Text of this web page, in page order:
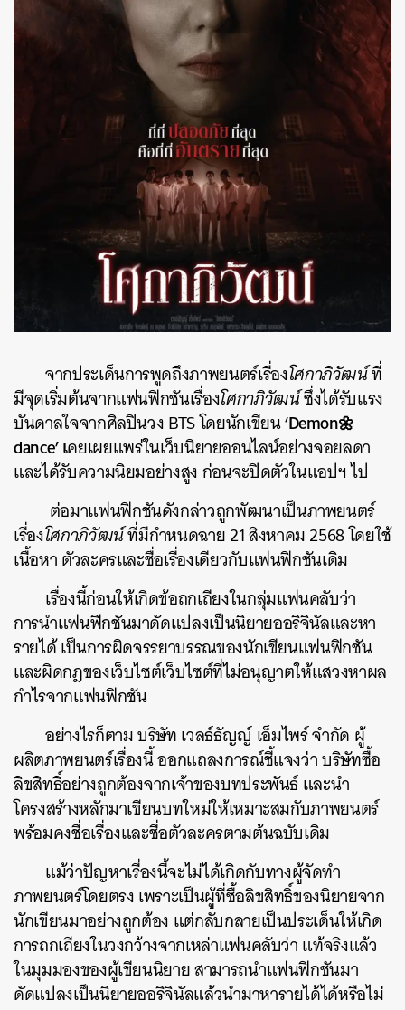
จากประเด็นการพูดถึงภาพยนตร์เรื่องโศกาภิวัฒน์ที่
มีจุดเริ่มต้นจากแฟนฟิกชันเรื่องโศกาภิวัฒน์ซึ่งได้รับแรง
บันดาลใจจากศิลปินวง BTS โดยนักเขียน‘Demon🌼
dance’ เคยเผยแพร่ในเว็บนิยายออนไลน์อย่างจอยลดา
และได้รับความนิยมอย่างสูง ก่อนจะปิดตัวในแอปฯ ไป
ต่อมาแฟนฟิกชันดังกล่าวถูกพัฒนาเป็นภาพยนตร์
เรื่องโศกาภิวัฒน์ที่มีกำหนดฉาย 21 สิงหาคม 2568 โดยใช้
เนื้อหา ตัวละครและชื่อเรื่องเดียวกับแฟนฟิกชันเดิม
เรื่องนี้ก่อนให้เกิดข้อถกเถียงในกลุ่มแฟนคลับว่า
การนำแฟนฟิกชันมาดัดแปลงเป็นนิยายออริจินัลและหา
รายได้ เป็นการผิดจรรยาบรรณของนักเขียนแฟนฟิกชัน
และผิดกฎของเว็บไซต์เว็บไซต์ที่ไม่อนุญาตให้แสวงหาผล
กำไรจากแฟนฟิกชัน
อย่างไรก็ตาม บริษัท เวลธ์ธัญญ์ เอ็มไพร์ จำกัด ผู้
ผลิตภาพยนตร์เรื่องนี้ ออกแถลงการณ์ชี้แจงว่า บริษัทซื้อ
ลิขสิทธิ์อย่างถูกต้องจากเจ้าของบทประพันธ์ และนำ
โครงสร้างหลักมาเขียนบทใหม่ให้เหมาะสมกับภาพยนตร์
พร้อมคงชื่อเรื่องและชื่อตัวละครตามต้นฉบับเดิม
แม้ว่าปัญหาเรื่องนี้จะไม่ได้เกิดกับทางผู้จัดทำ
ภาพยนตร์โดยตรง เพราะเป็นผู้ที่ซื้อลิขสิทธิ์ของนิยายจาก
นักเขียนมาอย่างถูกต้อง แต่กลับกลายเป็นประเด็นให้เกิด
การถกเถียงในวงกว้างจากเหล่าแฟนคลับว่า แท้จริงแล้ว
ในมุมมองของผู้เขียนนิยาย สามารถนำแฟนฟิกชันมา
ดัดแปลงเป็นนิยายออริจินัลแล้วนำมาหารายได้ได้หรือไม่